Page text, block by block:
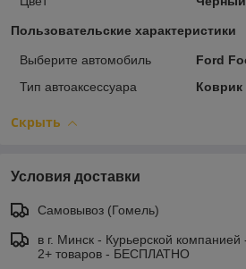
Пользовательские характеристики
Выберите автомобиль
Ford
Тип автоаксессуара
Коврик
Скрыть
Условия доставки
Самовывоз (Гомель)
в г. Минск - Курьерской
2+ товаров - БЕСПЛАТНО